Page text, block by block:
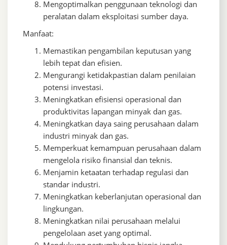
Mengoptimalkan penggunaan teknologi dan
peralatan dalam eksploitasi sumber daya.
Manfaat:
Memastikan pengambilan keputusan yang
lebih tepat dan efisien.
Mengurangi ketidakpastian dalam penilaian
potensi investasi.
Meningkatkan efisiensi operasional dan
produktivitas lapangan minyak dan gas.
Meningkatkan daya saing perusahaan dalam
industri minyak dan gas.
Memperkuat kemampuan perusahaan dalam
mengelola risiko finansial dan teknis.
Menjamin ketaatan terhadap regulasi dan
standar industri.
Meningkatkan keberlanjutan operasional dan
lingkungan.
Meningkatkan nilai perusahaan melalui
pengelolaan aset yang optimal.